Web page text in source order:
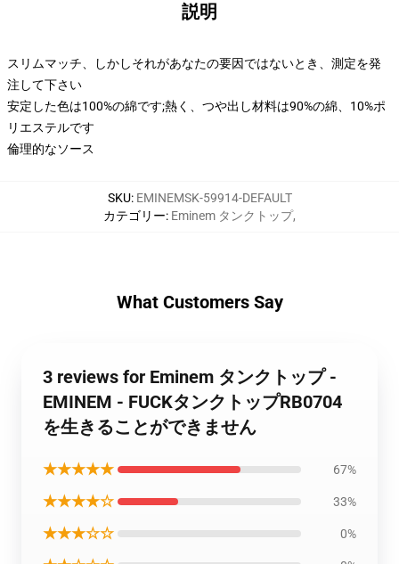
説明
スリムマッチ、しかしそれがあなたの要因ではないとき、測定を発
注して下さい
安定した色は100%の綿です;熱く、つや出し材料は90%の綿、10%ポ
リエステルです
倫理的なソース
SKU: EMINEMSK-59914-DEFAULT
カテゴリー: Eminem タンクトップ,
What Customers Say
3 reviews for Eminem タンクトップ -
EMINEM - FUCKタンクトップRB0704
を生きることができません
★★★★★ 67%
★★★★☆ 33%
★★★☆☆ 0%